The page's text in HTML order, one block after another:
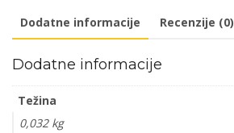
Dodatne informacije Recenzije (0)
Dodatne informacije
Težina
0,032 kg